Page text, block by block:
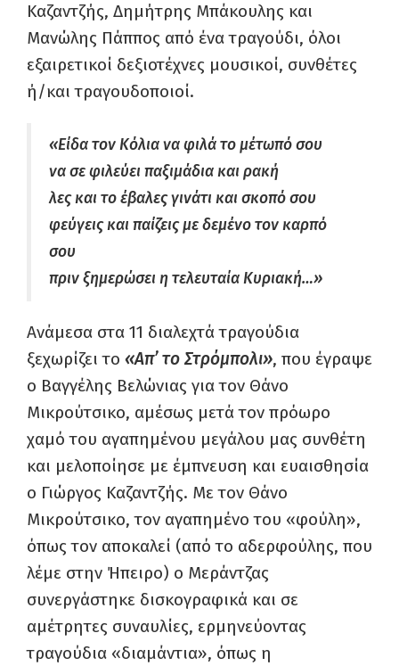
Καζαντζής, Δημήτρης Μπάκουλης και
Μανώλης Πάππος από ένα τραγούδι, όλοι
εξαιρετικοί δεξιοτέχνες μουσικοί, συνθέτες
ή/και τραγουδοποιοί.
«Είδα τον Κόλια να φιλά το μέτωπό σου
να σε φιλεύει παξιμάδια και ρακή
λες και το έβαλες γινάτι και σκοπό σου
φεύγεις και παίζεις με δεμένο τον καρπό
σου
πριν ξημερώσει η τελευταία Κυριακή…»
Ανάμεσα στα 11 διαλεχτά τραγούδια
ξεχωρίζει το «Απ’ το Στρόμπολι», που έγραψε
ο Βαγγέλης Βελώνιας για τον Θάνο
Μικρούτσικο, αμέσως μετά τον πρόωρο
χαμό του αγαπημένου μεγάλου μας συνθέτη
και μελοποίησε με έμπνευση και ευαισθησία
ο Γιώργος Καζαντζής. Με τον Θάνο
Μικρούτσικο, τον αγαπημένο του «φούλη»,
όπως τον αποκαλεί (από το αδερφούλης, που
λέμε στην Ήπειρο) ο Μεράντζας
συνεργάστηκε δισκογραφικά και σε
αμέτρητες συναυλίες, ερμηνεύοντας
τραγούδια «διαμάντια», όπως η